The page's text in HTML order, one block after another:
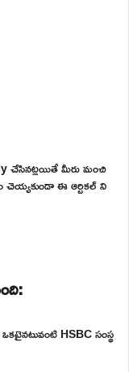
చేసినట్లయితే మీరు మంచి
చెయ్యకుండా ఈ ఆర్టికల్ ని
HSBC సంస్థ